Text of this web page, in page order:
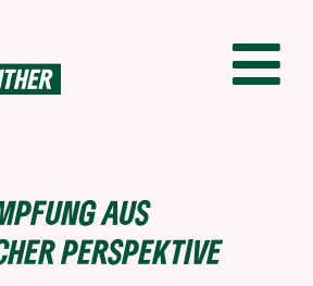
AUS
PERSPEKTIVE